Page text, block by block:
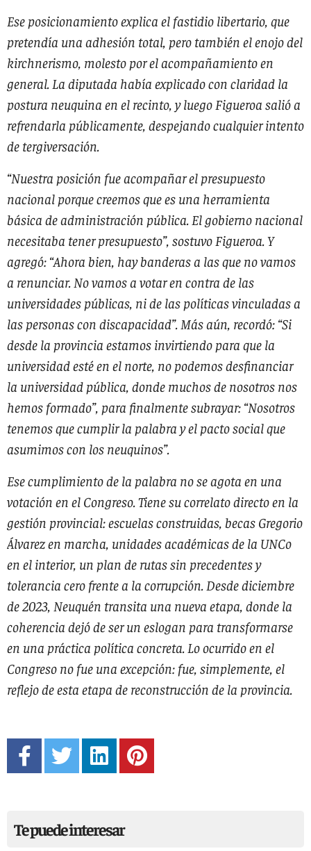
Ese posicionamiento explica el fastidio libertario, que
pretendía una adhesión total, pero también el enojo del
kirchnerismo, molesto por el acompañamiento en
general. La diputada había explicado con claridad la
postura neuquina en el recinto, y luego Figueroa salió a
refrendarla públicamente, despejando cualquier intento
de tergiversación.
“Nuestra posición fue acompañar el presupuesto
nacional porque creemos que es una herramienta
básica de administración pública. El gobierno nacional
necesitaba tener presupuesto”, sostuvo Figueroa. Y
agregó: “Ahora bien, hay banderas a las que no vamos
a renunciar. No vamos a votar en contra de las
universidades públicas, ni de las políticas vinculadas a
las personas con discapacidad”. Más aún, recordó: “Si
desde la provincia estamos invirtiendo para que la
universidad esté en el norte, no podemos desfinanciar
la universidad pública, donde muchos de nosotros nos
hemos formado”, para finalmente subrayar: “Nosotros
tenemos que cumplir la palabra y el pacto social que
asumimos con los neuquinos”.
Ese cumplimiento de la palabra no se agota en una
votación en el Congreso. Tiene su correlato directo en la
gestión provincial: escuelas construidas, becas Gregorio
Álvarez en marcha, unidades académicas de la UNCo
en el interior, un plan de rutas sin precedentes y
tolerancia cero frente a la corrupción. Desde diciembre
de 2023, Neuquén transita una nueva etapa, donde la
coherencia dejó de ser un eslogan para transformarse
en una práctica política concreta. Lo ocurrido en el
Congreso no fue una excepción: fue, simplemente, el
reflejo de esta etapa de reconstrucción de la provincia.
Te puede interesar